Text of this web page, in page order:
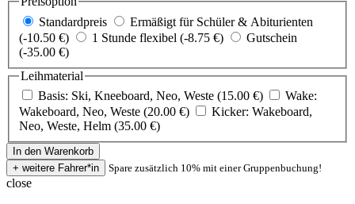
Standardpreis
Ermäßigt für Schüler & Abiturienten
(-10.50 €)
1 Stunde flexibel (-8.75 €)
Gutschein
(-35.00 €)
Leihmaterial
Basis: Ski, Kneeboard, Neo, Weste (15.00 €)
Wake:
Wakeboard, Neo, Weste (20.00 €)
Kicker: Wakeboard,
Neo, Weste, Helm (35.00 €)
Spare zusätzlich 10% mit einer Gruppenbuchung!
close